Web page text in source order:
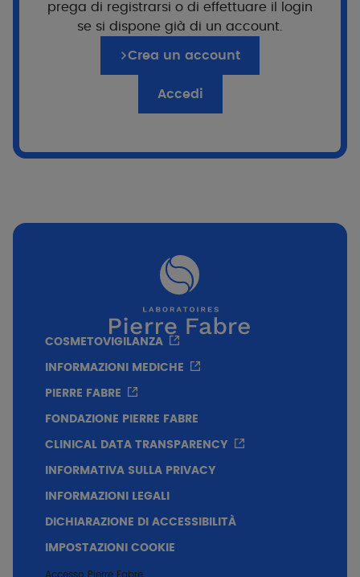
Consistenza ricca che si applica​ facilmente e
forma un film​ protettivo​
prega di registrarsi o di effettuare il login
se si dispone già di un account.
Crea un account
Accedi
COSMETOVIGILANZA
INFORMAZIONI MEDICHE
PIERRE FABRE
FONDAZIONE PIERRE FABRE
CLINICAL DATA TRANSPARENCY
INFORMATIVA SULLA PRIVACY
INFORMAZIONI LEGALI
DICHIARAZIONE DI ACCESSIBILITÀ
IMPOSTAZIONI COOKIE
Accesso Pierre Fabre